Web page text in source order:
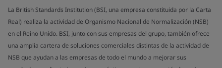
La British Standards Institution (BSI, una empresa constituida por la Carta
Real) realiza la actividad de Organismo Nacional de Normalización (NSB)
en el Reino Unido. BSI, junto con sus empresas del grupo, también ofrece
una amplia cartera de soluciones comerciales distintas de la actividad de
NSB que ayudan a las empresas de todo el mundo a mejorar sus